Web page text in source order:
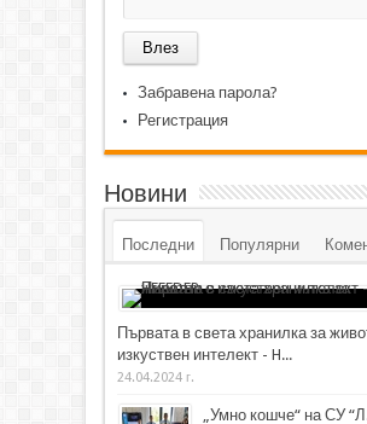
Забравена парола?
Регистрация
Новини
Последни Популярни
Първата в света хранилка за
изкуствен интелект - H...
24.04.2024 г.
„Умно кошче“ на СУ